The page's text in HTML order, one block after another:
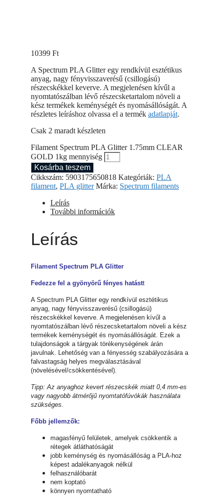
10399 Ft
A Spectrum PLA Glitter egy rendkívül esztétikus
anyag, nagy fényvisszaverésű (csillogású)
részecskékkel keverve. A megjelenésen kívűl a
nyomtatószálban lévő részecsketartalom növeli a
kész termékek keménységét és nyomásállóságát. A
részletes leíráshoz olvassa el a termék adatlapját.
Csak 2 maradt készleten
Filament Spectrum PLA Glitter 1.75mm CLEAR
GOLD 1kg mennyiség
Kosárba teszem
Cikkszám: 5903175650818 Kategóriák: PLA
filament, PLA glitter Márka: Spectrum filaments
Leírás
További információk
Leírás
Filament Spectrum PLA Glitter
Fedezze fel a gyönyörű fényes hatástt
A Spectrum PLA Glitter egy rendkívül esztétikus
anyag, nagy fényvisszaverésű (csillogású)
részecskékkel keverve. A megjelenésen kívűl a
nyomtatószálban lévő részecsketartalom növeli a kész
termékek keménységét és nyomásállóságát. Ezek a
tulajdonságok a tárgyak törékenységének árán
javulnak. Lehetőség van a fényesség szabályozására a
falvastagság helyes megválasztásával
(növelésével/csökkentésével).
Tipp: Az anyaghoz kevert részecskék miatt 0,4 mm-es
vagy nagyobb átmérőjű nyomtatófúvókák használata
szükséges.
Főbb jellemzők:
magasfényű felületek, amelyek csökkentik a
rétegek átláthatóságát
jobb keménység és nyomásállóság a PLA-hoz
képest adalékanyagok nélkül
felhasználóbarát
nem koptató
könnyen nyomtatható